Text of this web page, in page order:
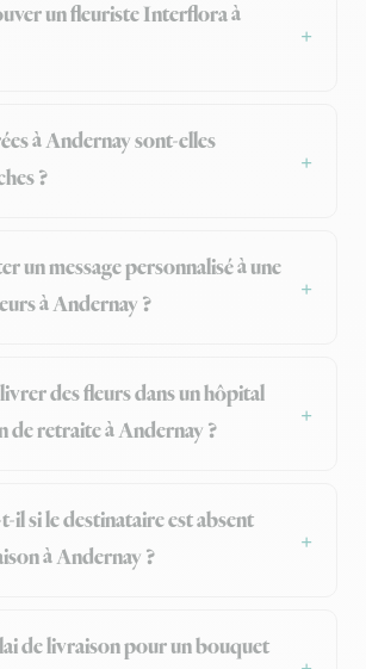
un fleuriste Interflora à
à Andernay sont-elles
?
un message personnalisé à une
à Andernay ?
des fleurs dans un hôpital
de retraite à Andernay ?
il si le destinataire est absent
à Andernay ?
de livraison pour un bouquet